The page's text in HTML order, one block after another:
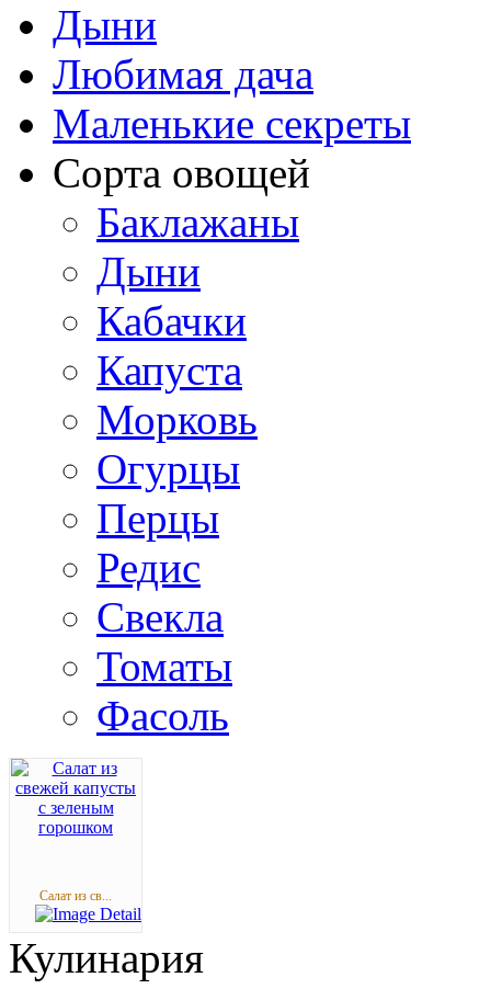
Дыни
Любимая дача
Маленькие секреты
Сорта овощей
Баклажаны
Дыни
Кабачки
Капуста
Морковь
Огурцы
Перцы
Редис
Свекла
Томаты
Фасоль
Салат из св...
Кулинария